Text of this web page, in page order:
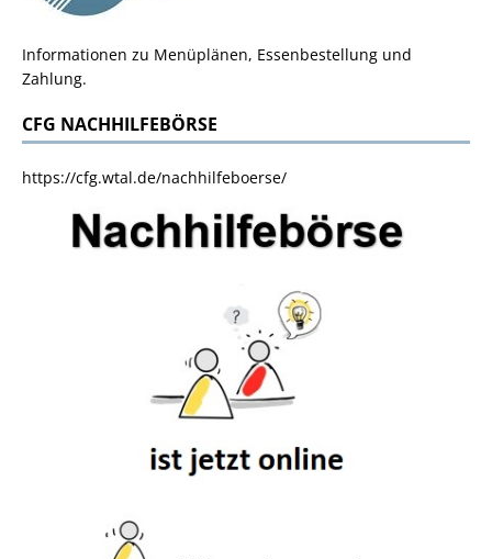
Informationen zu Menüplänen, Essenbestellung und
Zahlung.
CFG NACHHILFEBÖRSE
https://cfg.wtal.de/nachhilfeboerse/